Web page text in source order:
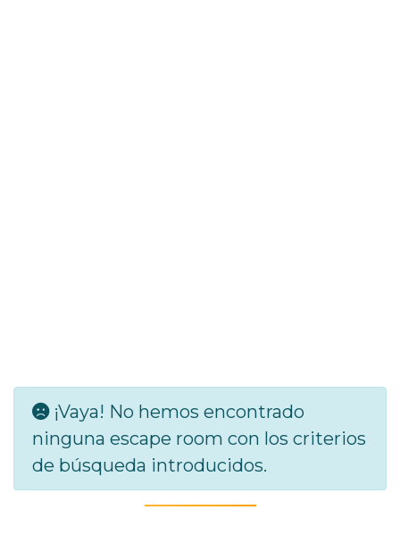
¡Vaya! No hemos encontrado
ninguna escape room con los criterios
de búsqueda introducidos.